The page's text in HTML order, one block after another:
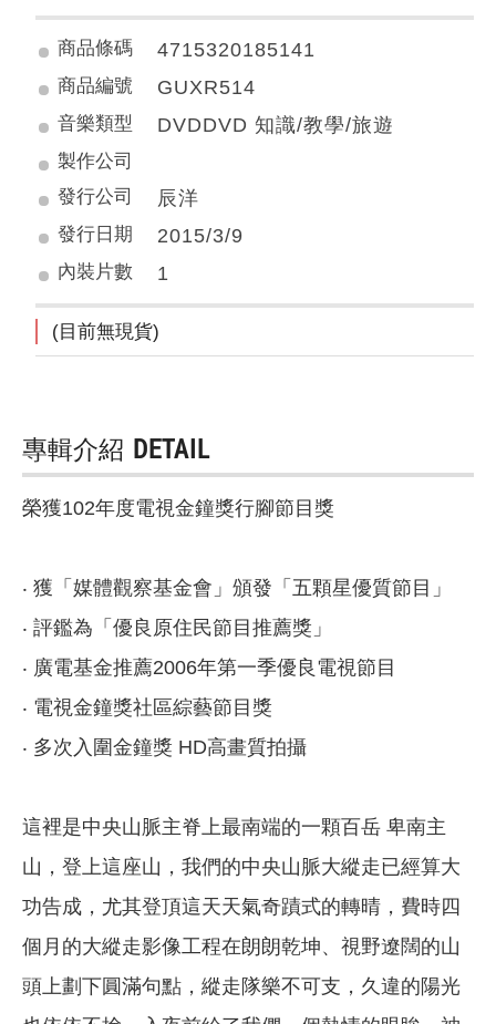
商品條碼 4715320185141
商品編號 GUXR514
音樂類型 DVDDVD 知識/教學/旅遊
製作公司
發行公司
辰洋
發行日期 2015/3/9
內裝片數 1
(目前無現貨)
專輯介紹 DETAIL
榮獲102年度電視金鐘獎行腳節目獎
‧ 獲「媒體觀察基金會」頒發「五顆星優質節目」
‧ 評鑑為「優良原住民節目推薦獎」
‧ 廣電基金推薦2006年第一季優良電視節目
‧ 電視金鐘獎社區綜藝節目獎
‧ 多次入圍金鐘獎 HD高畫質拍攝
這裡是中央山脈主脊上最南端的一顆百岳 卑南主
山，登上這座山，我們的中央山脈大縱走已經算大
功告成，尤其登頂這天天氣奇蹟式的轉晴，費時四
個月的大縱走影像工程在朗朗乾坤、視野遼闊的山
頭上劃下圓滿句點，縱走隊樂不可支，久違的陽光